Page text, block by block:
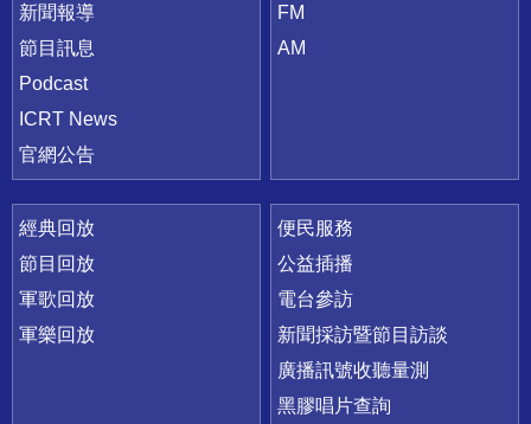
新聞報導
節目訊息
Podcast
ICRT News
官網公告
FM
AM
經典回放
節目回放
軍歌回放
軍樂回放
便民服務
公益插播
電台參訪
新聞採訪暨節目訪談
廣播訊號收聽量測
黑膠唱片查詢